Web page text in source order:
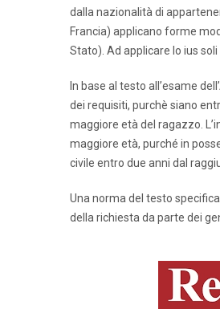
dalla nazionalità di
Francia) applicano forme
Stato). Ad applicare lo ius
In base al testo all’esame
dei requisiti, purchè siano
maggiore età del ragazzo.
maggiore età, purché in
civile entro due anni dal
Una norma del testo
della richiesta da parte dei